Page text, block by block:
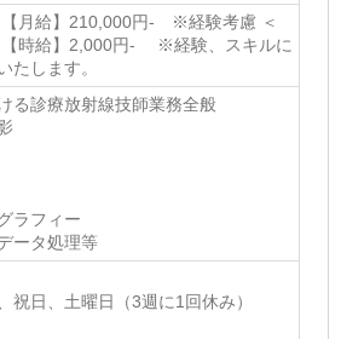
【月給】210,000円- ※経験考慮 ＜
【時給】2,000円‐ ※経験、スキルに
たします。
る診療放射線技師業務全般
ラフィー
ータ処理等
祝日、土曜日（3週に1回休み）